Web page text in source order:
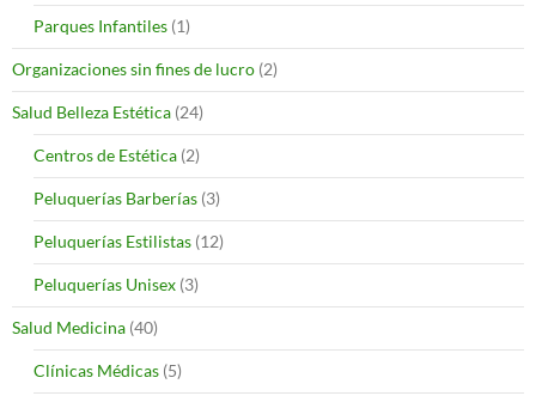
Parques Infantiles (1)
Organizaciones sin fines de lucro (2)
Salud Belleza Estética (24)
Centros de Estética (2)
Peluquerías Barberías (3)
Peluquerías Estilistas (12)
Peluquerías Unisex (3)
Salud Medicina (40)
Clínicas Médicas (5)